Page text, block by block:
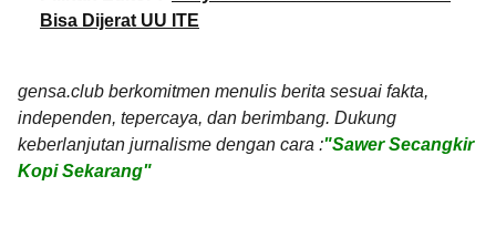
Bisa Dijerat UU ITE
gensa.club berkomitmen menulis berita sesuai fakta,
independen, tepercaya, dan berimbang. Dukung
keberlanjutan jurnalisme dengan cara :"Sawer Secangkir
Kopi Sekarang"